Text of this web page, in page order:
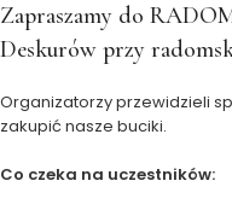
Zapraszamy do
Deskurów przy
Organizatorzy przewidzieli
zakupić nasze buciki.
Co czeka na uczestników: